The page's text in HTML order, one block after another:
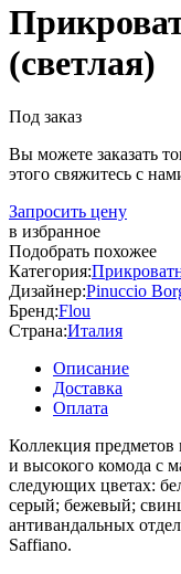
(светлая)
Под заказ
Вы можете заказать
этого свяжитесь с
Запросить цену
в избранное
Подобрать похожее
Категория:
Дизайнер:Pinuccio
Бренд:Flou
Страна:Италия
Описание
Доставка
Оплата
Коллекция предметов
и высокого комода с
следующих цветах:
серый; бежевый;
антивандальных
Saffiano.